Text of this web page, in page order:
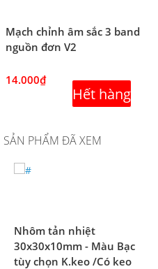
Mạch chỉnh âm sắc 3 band
nguồn đơn V2
14.000₫
Hết hàng
SẢN PHẨM ĐÃ XEM
Nhôm tản nhiệt
30x30x10mm - Màu Bạc
tùy chọn K.keo /Có keo